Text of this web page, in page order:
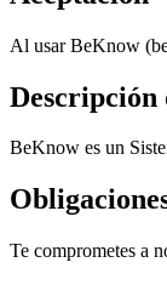
Al usar BeKnow
Descripción
BeKnow es un
Te comprometes a